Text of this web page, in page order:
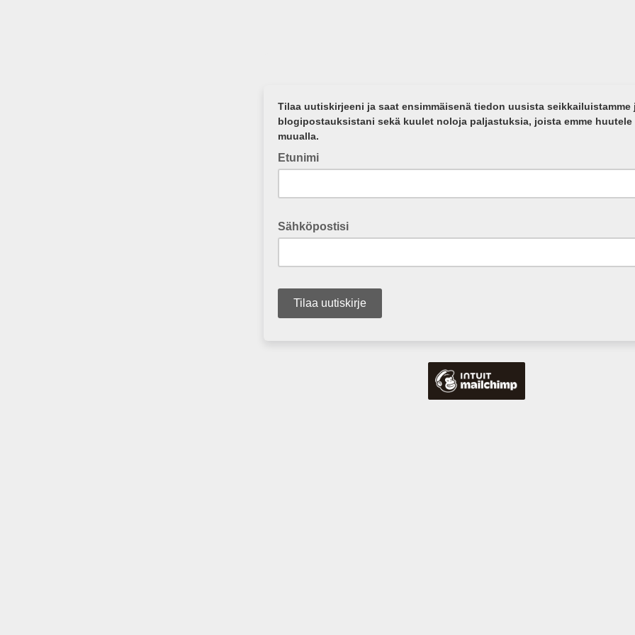
Tilaa uutiskirjeeni ja saat ensimmäisenä tiedon uusista seikkailuistamme
blogipostauksistani sekä kuulet noloja paljastuksia, joista emme huutele
muualla.
Etunimi
Sähköpostisi